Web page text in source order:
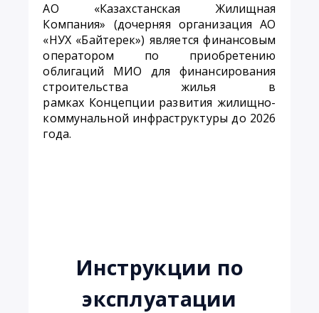
АО «Казахстанская Жилищная
Компания» (дочерняя организация АО
«НУХ «Байтерек») является финансовым
оператором по приобретению
облигаций МИО для финансирования
строительства жилья в
рамках Концепции развития жилищно-
коммунальной инфраструктуры до 2026
года.
инструкции по
эксплуатации